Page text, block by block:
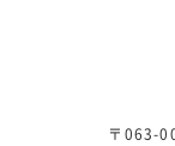
〒063-